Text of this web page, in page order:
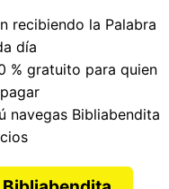
Antiguo
recibiendo la Palabra
día
% gratuito para quien
navegas Bibliabendita